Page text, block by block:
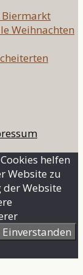
Biermarkt
Weihnachten
helfen
Website zu
Website
Einverstanden